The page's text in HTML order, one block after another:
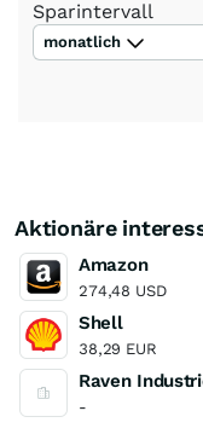
Sparintervall
monatlich
Aktionäre
Amazon
274,48 USD
Shell
38,29 EUR
Raven
-